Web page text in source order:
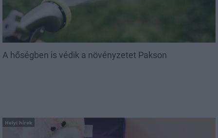
A hőségben is védik a növényzetet Pakson
Helyi hírek